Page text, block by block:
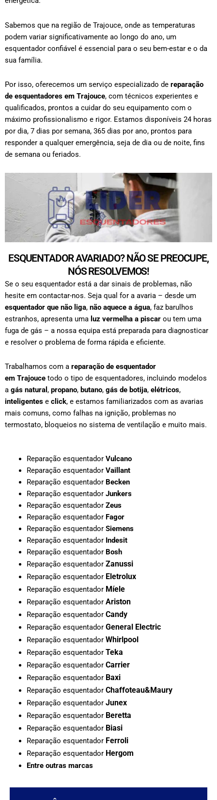
Sabemos que na região de Trajouce, onde as temperaturas
podem variar significativamente ao longo do ano, um
esquentador confiável é essencial para o seu bem-estar e o da
sua família.
Por isso, oferecemos um serviço especializado de reparação
de esquentadores em Trajouce, com técnicos experientes e
qualificados, prontos a cuidar do seu equipamento com o
máximo profissionalismo e rigor. Estamos disponíveis 24 horas
por dia, 7 dias por semana, 365 dias por ano, prontos para
responder a qualquer emergência, seja de dia ou de noite, fins
de semana ou feriados.
ESQUENTADOR AVARIADO? NÃO SE PREOCUPE,
NÓS RESOLVEMOS!
Se o seu esquentador está a dar sinais de problemas, não
hesite em contactar-nos. Seja qual for a avaria – desde um
esquentador que não liga, não aquece a água, faz barulhos
estranhos, apresenta uma luz vermelha a piscar ou tem uma
fuga de gás – a nossa equipa está preparada para diagnosticar
e resolver o problema de forma rápida e eficiente.
Trabalhamos com a reparação de esquentador
em Trajouce todo o tipo de esquentadores, incluindo modelos
a gás natural , propano, butano, gás de botija, elétricos,
inteligentes e click, e estamos familiarizados com as avarias
mais comuns, como falhas na ignição, problemas no
termostato, bloqueios no sistema de ventilação e muito mais.
Reparação esquentador Vulcano
Reparação esquentador Vaillant
Reparação esquentador Becken
Reparação esquentador Junkers
Reparação esquentador Zeus
Reparação esquentador Fagor
Reparação esquentador Siemens
Reparação esquentador Indesit
Reparação esquentador Bosh
Reparação esquentador Zanussi
Reparação esquentador Eletrolux
Reparação esquentador Míele
Reparação esquentador Ariston
Reparação esquentador Candy
Reparação esquentador General Electric
Reparação esquentador Whirlpool
Reparação esquentador Teka
Reparação esquentador Carrier
Reparação esquentador Baxi
Reparação esquentador Chaffoteau&Maury
Reparação esquentador Junex
Reparação esquentador Beretta
Reparação esquentador Biasi
Reparação esquentador Ferroli
Reparação esquentador Hergom
Entre outras marcas